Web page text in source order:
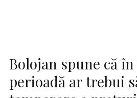
Bolojan spune că
perioadă ar trebui